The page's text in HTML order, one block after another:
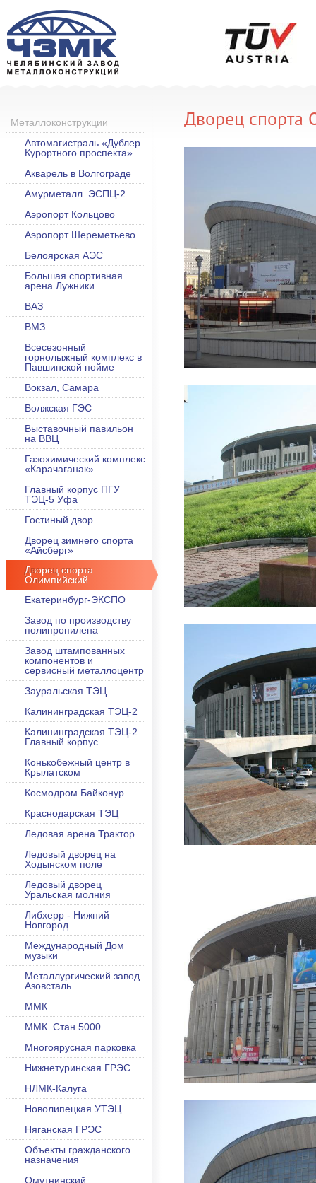
Металлоконструкции
Автомагистраль «Дублер
Курортного проспекта»
Акварель в Волгограде
Амурметалл. ЭСПЦ-2
Аэропорт Кольцово
Аэропорт Шереметьево
Белоярская АЭС
Большая спортивная
арена Лужники
ВАЗ
ВМЗ
Всесезонный
горнолыжный комплекс в
Павшинской пойме
Вокзал, Самара
Волжская ГЭС
Выставочный павильон
на ВВЦ
Газохимический комплекс
«Карачаганак»
Главный корпус ПГУ
ТЭЦ-5 Уфа
Гостиный двор
Дворец зимнего спорта
«Айсберг»
Дворец спорта
Олимпийский
Екатеринбург-ЭКСПО
Завод по производству
полипропилена
Завод штампованных
компонентов и
сервисный металлоцентр
Зауральская ТЭЦ
Калининградская ТЭЦ-2
Калининградская ТЭЦ-2.
Главный корпус
Конькобежный центр в
Крылатском
Космодром Байконур
Краснодарская ТЭЦ
Ледовая арена Трактор
Ледовый дворец на
Ходынском поле
Ледовый дворец
Уральская молния
Либхерр - Нижний
Новгород
Международный Дом
музыки
Металлургический завод
Азовсталь
ММК
ММК. Стан 5000.
Многоярусная парковка
Нижнетуринская ГРЭС
НЛМК-Калуга
Новолипецкая УТЭЦ
Няганская ГРЭС
Объекты гражданского
назначения
Омутнинский
Дворец спорта